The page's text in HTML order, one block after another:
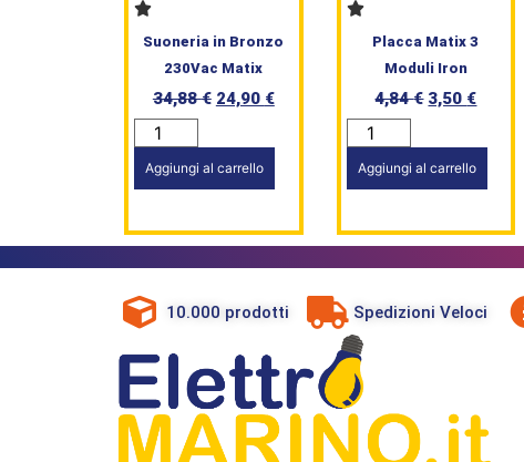
Suoneria in Bronzo
230Vac Matix
34,88€ 24,90 €
Aggiungi al carrello
Placca Matix 3
Moduli Iron
4,84€ 3,50 €
Aggiungi al carrello
10.000 prodotti Spedizioni Veloci